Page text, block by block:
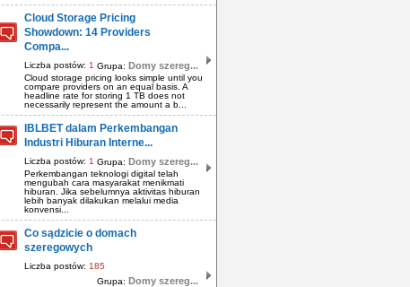
Cloud Storage Pricing
Showdown: 14 Providers
Compa...
Liczba postów: 1 Grupa: Domy szereg...
Cloud storage pricing looks simple until you
compare providers on an equal basis. A
headline rate for storing 1 TB does not
necessarily represent the amount a b...
IBLBET dalam Perkembangan
Industri Hiburan Interne...
Liczba postów: 1 Grupa: Domy szereg...
Perkembangan teknologi digital telah
mengubah cara masyarakat menikmati
hiburan. Jika sebelumnya aktivitas hiburan
lebih banyak dilakukan melalui media
konvensi...
Co sądzicie o domach
szeregowych
Liczba postów: 185
Grupa: Domy szereg...